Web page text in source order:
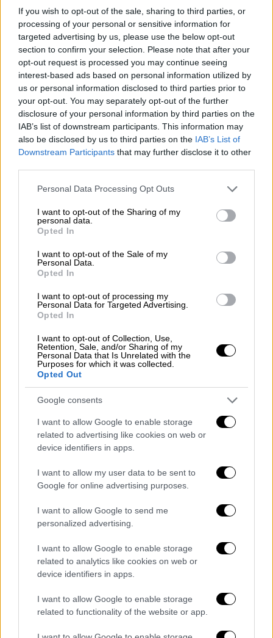
If you wish to opt-out of the sale, sharing to third parties, or
processing of your personal or sensitive information for
targeted advertising by us, please use the below opt-out
section to confirm your selection. Please note that after your
opt-out request is processed you may continue seeing
interest-based ads based on personal information utilized by
us or personal information disclosed to third parties prior to
your opt-out. You may separately opt-out of the further
disclosure of your personal information by third parties on the
IAB’s list of downstream participants. This information may
also be disclosed by us to third parties on the IAB’s List of
Downstream Participants that may further disclose it to other
Please note that this website/app uses one or more Google
not limited to your visit or usage behaviour. You may click to
grant or deny consent to Google and its third-party tags to
use your data for below specified purposes in below Google
consent section.
Personal Data Processing Opt Outs
I want to opt-out of the Sharing of my
personal data.
Opted In
I want to opt-out of the Sale of my
Personal Data.
Opted In
I want to opt-out of processing my
Personal Data for Targeted Advertising.
Opted In
I want to opt-out of Collection, Use,
Retention, Sale, and/or Sharing of my
Personal Data that Is Unrelated with the
Purposes for which it was collected.
Opted Out
Google consents
I want to allow Google to enable storage
related to advertising like cookies on web or
device identifiers in apps.
I want to allow my user data to be sent to
Google for online advertising purposes.
I want to allow Google to send me
personalized advertising.
I want to allow Google to enable storage
related to analytics like cookies on web or
device identifiers in apps.
I want to allow Google to enable storage
related to functionality of the website or app.
ανασυγκροτηθεί και βάζει πλώρη για τα τρία
διαδοχικά εντός έδρας παιχνίδια που έχει,
αρχής γενομένης από αυτό με τον
Παναιτωλικό (28/8, 20:00, PAOK TV). ΟΛέο
Μάτος, ο οποίοςθα απουσιάσει από την
αναμέτρηση με τους Σλοβάκους λόγω
καρτών, αναφέρθηκε στην αναμέτρηση που
έγινε στην Μπρατισλάβα και δεν έκρυψε την
αισιοδοξία του πως ο ΠΑΟΚ θα ανατρέψει
την Πέμπτη τα δεδομένα, και θα πάρει τη
πρόκριση. Αναλυτικά τα όσα δήλωσε:
Για την αίσθηση που του άφησε η αναμέτρηση
στη Μπρατισλάβα:
«Είναι δύσκολο να κάνεις κάποιο σχόλιο για
αυτό το παιχνίδι έτσι όπως κατέληξε με τον
αντίπαλο μας να κερδίζει στο τέλος. Και
είναι δύσκολο γιατί πραγματικά δεν αξίζαμε
αυτό το αποτέλεσμα και νομίζω ότι είναι
άδικο. Δεν νομίζω ότι κάναμε κακή εμφάνιση
πω ότι εγώ είμαι ευχαριστημένος από την
προσπάθεια της ομάδας. Αλλά συνήθως όταν
χάνεις ένα παιχνίδι, οι περισσότεροι
σκέφτονται πως δεν ήσουν καλός και δεν
έκανες αυτό που έπρεπε μέσα στον
αγωνιστικό χώρο. Ηρθε αυτό το γκολ στα
τελευταία λεπτά και είναι αυτό που χαλάει
την όλη εικόνα μας. Αλλά είμαι σίγουρος ότι
στο παιχνίδι που θα δώσουμε στην Τούμπα
θα το ανατρέψουμε αυτό το 1-0 και εμείς θα
είμαστε αυτοί που θα περάσουμε στην
επόμενη φάση».
Για τη δυσκολία του ΠΑΟΚ να τελειώσει
φάσεις:
φάσεις. Και αν είδατε στους δυο πρώτους
επίσημους αγώνες απέναντι στον Αγιαξ
πετύχαμε τέσσερα γκολ. Αλλά και απέναντι